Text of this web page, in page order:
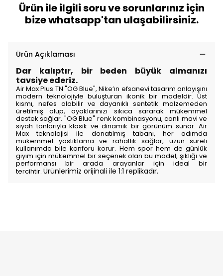
Ürün ile ilgili soru ve sorunlarınız için
bize whatsapp'tan ulaşabilirsiniz.
Ürün Açıklaması
Dar kalıptır, bir beden büyük almanızı
tavsiye ederiz.
Air Max Plus TN "OG Blue", Nike’ın efsanevi tasarım anlayışını
modern teknolojiyle buluşturan ikonik bir modeldir. Üst
kısmı, nefes alabilir ve dayanıklı sentetik malzemeden
üretilmiş olup, ayaklarınızı sıkıca sararak mükemmel
destek sağlar. "OG Blue" renk kombinasyonu, canlı mavi ve
siyah tonlarıyla klasik ve dinamik bir görünüm sunar. Air
Max teknolojisi ile donatılmış tabanı, her adımda
mükemmel yastıklama ve rahatlık sağlar, uzun süreli
kullanımda bile konforu korur. Hem spor hem de günlük
giyim için mükemmel bir seçenek olan bu model, şıklığı ve
performansı bir arada arayanlar için ideal bir
tercihtir. Ürünlerimiz orijinali ile 1:1 replikadır.